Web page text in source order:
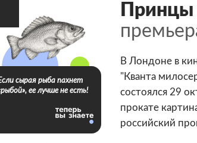
Принцы
13 фото
В Лондоне в
"Кванта
состоялся 29
прокате
российский
сырая рыба пахнет
ее лучше не есть!